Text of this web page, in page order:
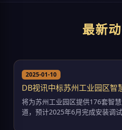
最新
2025-01-10
DB视讯中标苏州工业园区智
将为苏州工业园区提供176套智
道，预计2025年6月完成安装调试